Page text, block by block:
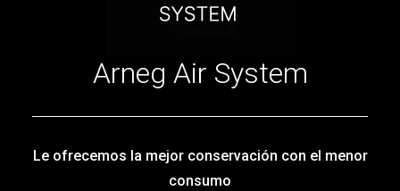
Arneg Air System
Le ofrecemos la mejor conservación con el menor
consumo